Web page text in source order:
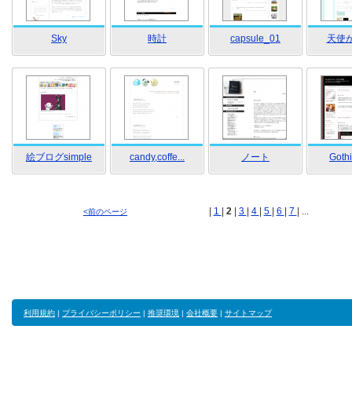
Sky 時計 capsule_01 天使
絵ブログsimple candy,coffe... ノート
<前のページ 1 2 3 4 5 6 7 | ...
利用規約 | プライバシーポリシー | 推奨環境 | 会社概要 | サイトマップ